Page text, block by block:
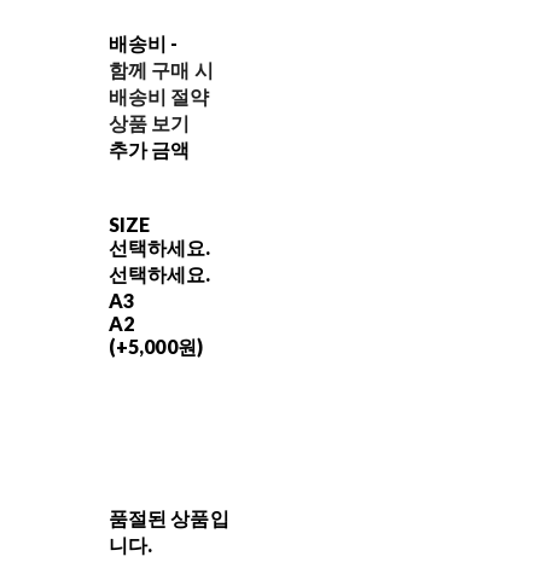
배송비 -
함께 구매 시
배송비 절약
상품 보기
추가 금액
SIZE
선택하세요.
선택하세요.
A3
A2
(+5,000원)
품절된 상품입
니다.